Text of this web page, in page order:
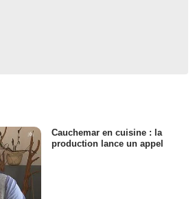
Cauchemar en cuisine : la
production lance un appel